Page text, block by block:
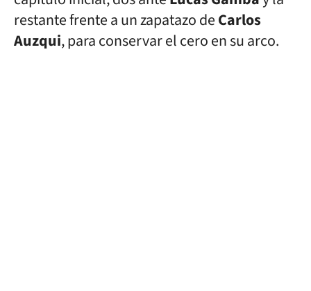
restante frente a un zapatazo deCarlos
Auzqui, para conservar el cero en su arco.